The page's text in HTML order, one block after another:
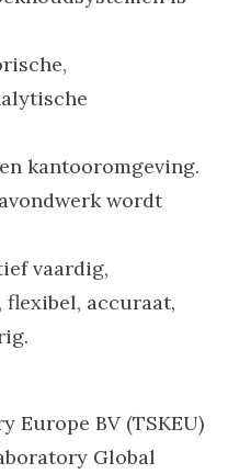
kantooromgeving.
wordt
vaardig,
accuraat,
Europe BV (TSKEU)
Global